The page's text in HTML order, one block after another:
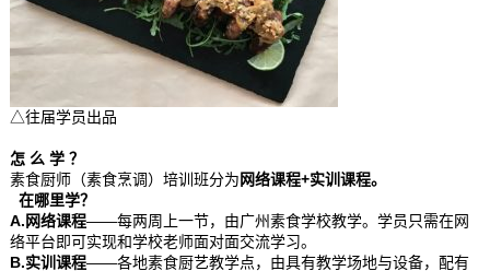
△往届学员出品
怎 么 学 ？
素食厨师（素食烹调）培训班分为网络课程+实训课程。
在哪里学？
A.网络课程——每两周上一节，由广州素食学校教学。学员只需在网
络平台即可实现和学校老师面对面交流学习。
B.实训课程——各地素食厨艺教学点，由具有教学场地与设备，配有